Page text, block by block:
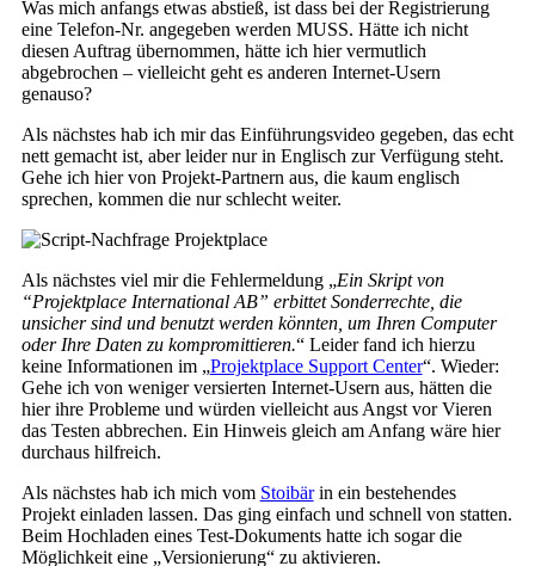
Was mich anfangs etwas abstieß, ist dass bei der Registrierung
eine Telefon-Nr. angegeben werden MUSS. Hätte ich nicht
diesen Auftrag übernommen, hätte ich hier vermutlich
abgebrochen – vielleicht geht es anderen Internet-Usern
genauso?
Als nächstes hab ich mir das Einführungsvideo gegeben, das echt
nett gemacht ist, aber leider nur in Englisch zur Verfügung steht.
Gehe ich hier von Projekt-Partnern aus, die kaum englisch
sprechen, kommen die nur schlecht weiter.
Als nächstes viel mir die Fehlermeldung „Ein Skript von
“Projektplace International AB” erbittet Sonderrechte, die
unsicher sind und benutzt werden könnten, um Ihren Computer
oder Ihre Daten zu kompromittieren.“ Leider fand ich hierzu
keine Informationen im „Projektplace Support Center“. Wieder:
Gehe ich von weniger versierten Internet-Usern aus, hätten die
hier ihre Probleme und würden vielleicht aus Angst vor Vieren
das Testen abbrechen. Ein Hinweis gleich am Anfang wäre hier
durchaus hilfreich.
Als nächstes hab ich mich vom Stoibärin ein bestehendes
Projekt einladen lassen. Das ging einfach und schnell von statten.
Beim Hochladen eines Test-Dokuments hatte ich sogar die
Möglichkeit eine „Versionierung“ zu aktivieren.